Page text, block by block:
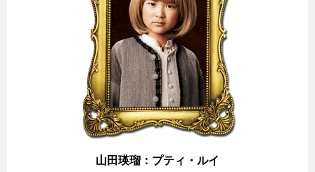
山田瑛瑠：プティ・ルイ